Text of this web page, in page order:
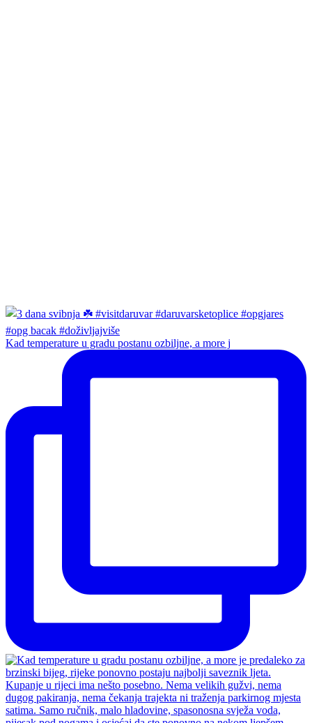
Kad temperature u gradu postanu ozbiljne, a more j